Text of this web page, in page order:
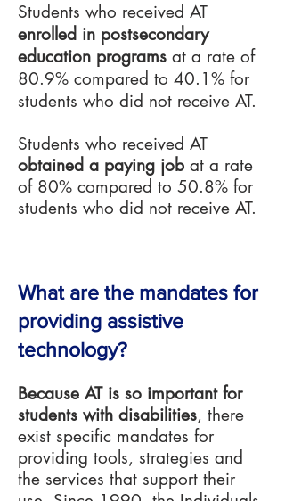
Students who received AT
enrolled in postsecondary
education programs at a rate of
80.9% compared to 40.1% for
students who did not receive AT.
Students who received AT
obtained a paying job at a rate
of 80% compared to 50.8% for
students who did not receive AT.
What are the mandates for
providing assistive
technology?
Because AT is so important for
students with disabilities, there
exist specific mandates for
providing tools, strategies and
the services that support their